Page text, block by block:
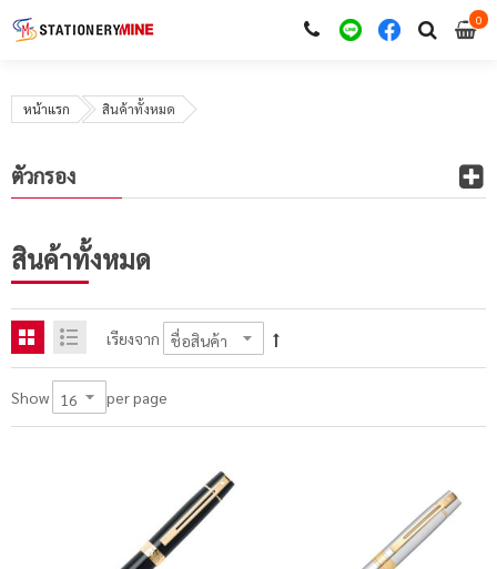
00
หน้าแรก สินค้าทั้งหมด
สินค้าทั้งหมด
เรียงจาก
Show per page
ตัวกรอง